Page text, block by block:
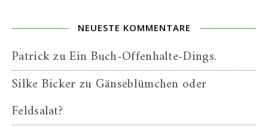
NEUESTE KOMMENTARE
PatrickzuEin Buch-Offenhalte-Dings.
Silke Bickerzu Gänseblümchen oder
Feldsalat?